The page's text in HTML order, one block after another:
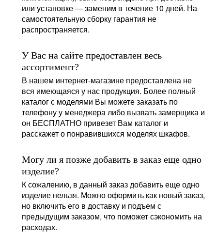
или установке — заменим в течение 10 дней. На
самостоятельную сборку гарантия не
распространяется.
У Вас на сайте предоставлен весь
ассортимент?
В нашем интернет-магазине предоставлена не
вся имеющаяся у нас продукция. Более полный
каталог с моделями Вы можете заказать по
телефону у менеджера либо вызвать замерщика и
он БЕСПЛАТНО привезет Вам каталог и
расскажет о понравившихся моделях шкафов.
Могу ли я позже добавить в заказ еще одно
изделие?
К сожалению, в данный заказ добавить еще одно
изделие нельзя. Можно оформить как новый заказ,
но включить его в доставку и подъем с
предыдущим заказом, что поможет сэкономить на
расходах.